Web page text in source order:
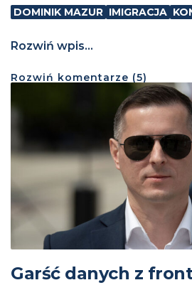
DOMINIK MAZUR IMIGRACJA
Rozwiń wpis...
Rozwiń komentarze (5)
Garść danych z